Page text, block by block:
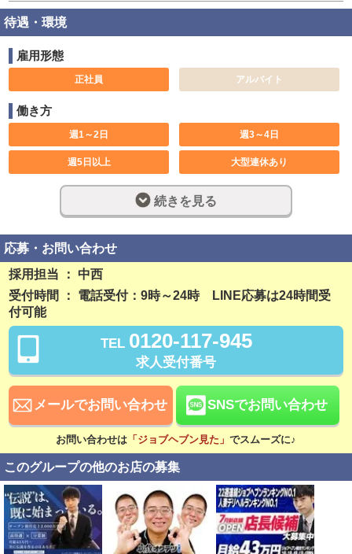
待遇・環境
雇用形態
正社員 アルバイト
働き方
週1～2日 週3～4日
週5日以上 大型連休あり
土日のみ可 休み希望対応可
短期可 長期歓迎
週休2日制
フルタイム
残業なし 勤務開始日相談可
待遇
社会保険完備 交通費支給
寮・社宅あり
こだわり
未経験可 経験者歓迎
中･高齢者歓迎 シニア歓迎
続きを見る
応募・お問い合わせ
採用担当 ： 中西
受付時間 ： 電話受付：9時～24時 LINE応募は24時間受
付可能
TEL 0120-117-945
求人受付番号
メールでお問い合わせ SNSでお問い合わせ
お問い合わせは 「ジョブヘブン見た」 でスムーズに♪
このグループの他のお店の募集